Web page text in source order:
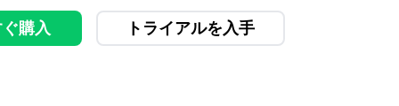
購入 トライアルを入手